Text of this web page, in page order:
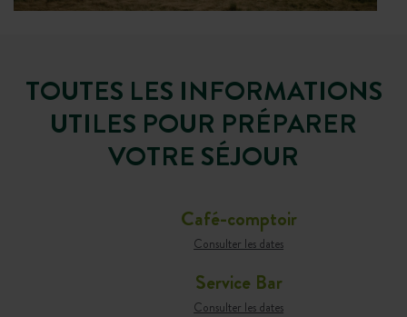
TOUTES LES INFORMATIONS
UTILES POUR PRÉPARER
VOTRE SÉJOUR
Café-comptoir
Consulter les dates
Service Bar
Consulter les dates